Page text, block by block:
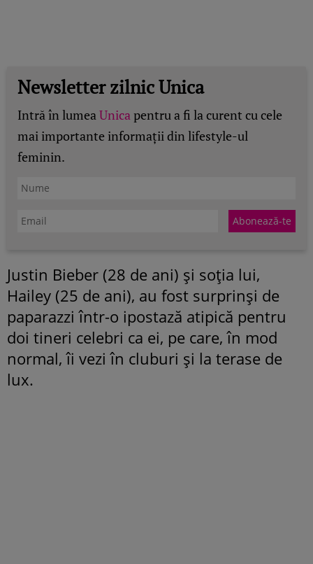
Newsletter zilnic Unica
Intră în lumeaUnicapentru a fi la curent cu cele
mai importante informații din lifestyle-ul
feminin.
Justin Bieber (28 de ani) și soția lui,
Hailey (25 de ani), au fost surprinși de
paparazzi într-o ipostază atipică pentru
doi tineri celebri ca ei, pe care, în mod
normal, îi vezi în cluburi și la terase de
lux.